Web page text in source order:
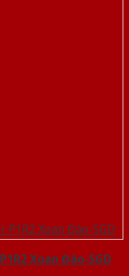
Xoan Đào-SGD